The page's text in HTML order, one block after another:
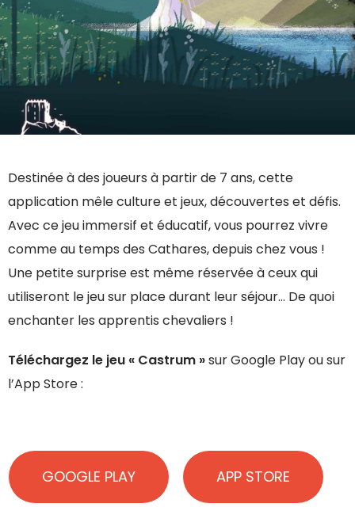
Destinée à des joueurs à partir de 7 ans, cette
application mêle culture et jeux, découvertes et défis.
Avec ce jeu immersif et éducatif, vous pourrez vivre
comme au temps des Cathares, depuis chez vous !
Une petite surprise est même réservée à ceux qui
utiliseront le jeu sur place durant leur séjour… De quoi
enchanter les apprentis chevaliers !
Téléchargez le jeu « Castrum »sur Google Play ou sur
l’App Store :
GOOGLE PLAY APP STORE